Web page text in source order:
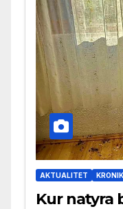
AKTUALITET
Kur natyra